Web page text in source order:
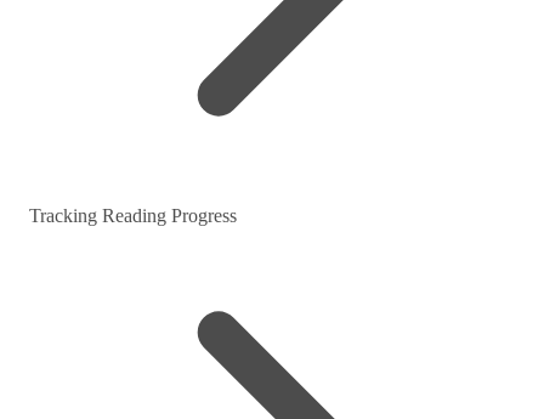
Tracking Reading Progress